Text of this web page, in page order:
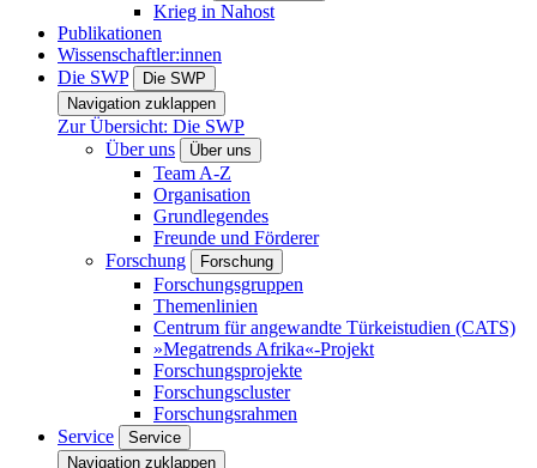
Krieg in Nahost
Publikationen
Wissenschaftler:innen
Die SWP
Die SWP
Navigation zuklappen
Zur Übersicht: Die SWP
Über uns
Über uns
Team A-Z
Organisation
Grundlegendes
Freunde und Förderer
Forschung
Forschung
Forschungsgruppen
Themenlinien
Centrum für angewandte Türkeistudien (CATS)
»Megatrends Afrika«-Projekt
Forschungsprojekte
Forschungscluster
Forschungsrahmen
Service
Service
Navigation zuklappen